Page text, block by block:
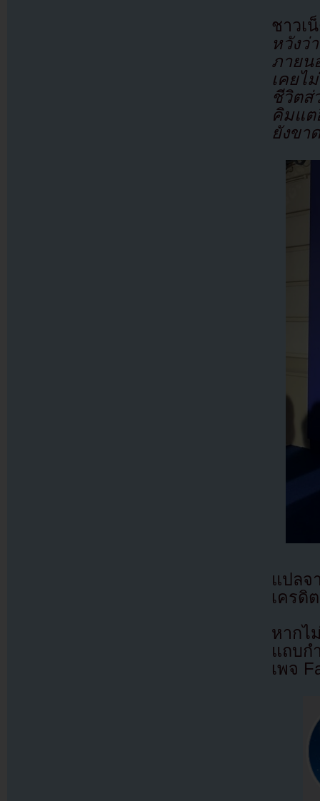
ชาวเ
หวังว่
ภายน
เคยไ
ชีวิตส่
คิมแต
ยังขา
แปลจ
เครดิ
หากไ
แถบก
เพจ